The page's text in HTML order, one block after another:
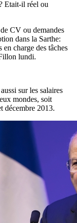
Etait-il réel ou
CV ou demandes
dans la Sarthe:
en charge des tâches
lundi.
sur les salaires
mondes, soit
décembre 2013.